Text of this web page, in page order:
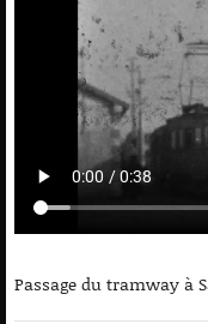
Passage du tramway à